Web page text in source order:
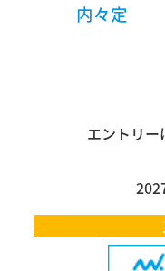
内々定
エントリー